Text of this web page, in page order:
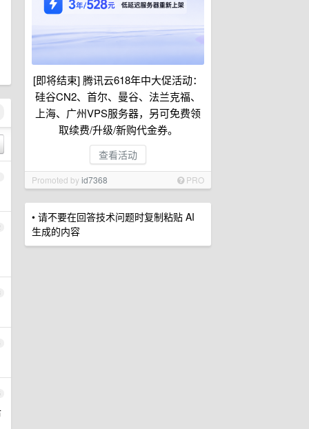
[即将结束] 腾讯云618年中大促活动：
硅谷CN2、首尔、曼谷、法兰克福、
上海、广州VPS服务器，另可免费领
取续费/升级/新购代金券。
查看活动
Promoted byid7368 PRO
• 请不要在回答技术问题时复制粘贴 AI
生成的内容